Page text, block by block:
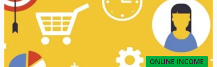
ONLINE INCOME